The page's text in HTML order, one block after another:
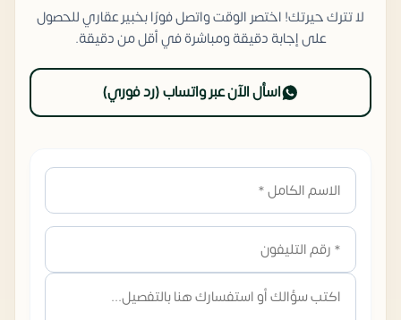
لا تترك حيرتك! اختصر الوقت واتصل فورًا بخبير عقاري للحصول
على إجابة دقيقة ومباشرة في أقل من دقيقة.
اسأل الآن عبر واتساب (رد فوري)